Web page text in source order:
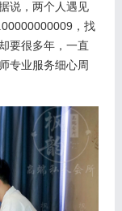
说，两个人遇见
，找
要很多年，一直
专业服务细心周